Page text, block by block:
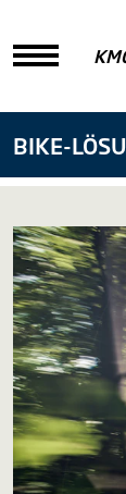
BIKE-